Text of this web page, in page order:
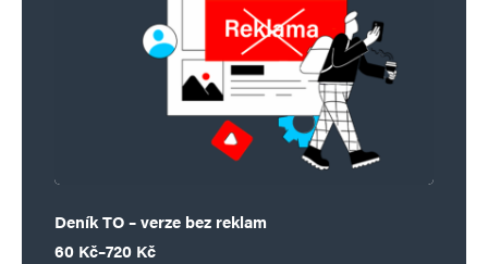
Deník TO – verze bez reklam
60 Kč–720 Kč
Rozpětí cen: 60 Kč až 720 Kč